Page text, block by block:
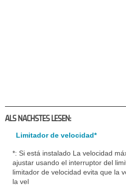
ALS NACHSTES LESEN:
Limitador de velocidad*
*: Si está instalado La velocidad
ajustar usando el interruptor del
limitador de velocidad evita que la
la vel